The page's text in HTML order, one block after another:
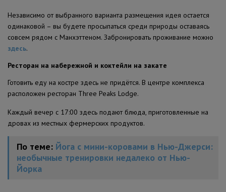
Независимо от выбранного варианта размещения идея остается
одинаковой – вы будете просыпаться среди природы оставаясь
совсем рядом с Манхэттеном. Забронировать проживание можно
здесь.
Ресторан на набережной и коктейли на закате
Готовить еду на костре здесь не придётся. В центре комплекса
расположен ресторан Three Peaks Lodge.
Каждый вечер с 17:00 здесь подают блюда, приготовленные на
дровах из местных фермерских продуктов.
По теме: Йога с мини-коровами в Нью-Джерси:
необычные тренировки недалеко от Нью-
Йорка